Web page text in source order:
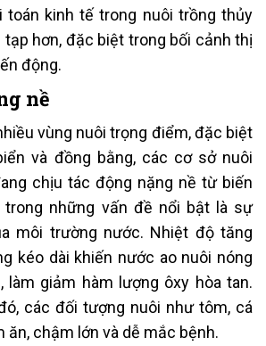
toán kinh tế trong nuôi trồng thủy
hơn, đặc biệt trong bối cảnh thị
động.
nề
vùng nuôi trọng điểm, đặc biệt
và đồng bằng, các cơ sở nuôi
chịu tác động nặng nề từ biến
trong những vấn đề nổi bật là sự
môi trường nước. Nhiệt độ tăng
kéo dài khiến nước ao nuôi nóng
làm giảm hàm lượng ôxy hòa tan.
các đối tượng nuôi như tôm, cá
ăn, chậm lớn và dễ mắc bệnh.